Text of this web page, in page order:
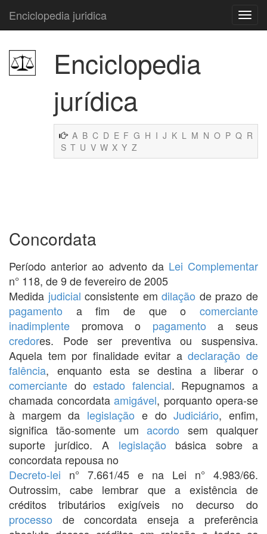
Enciclopedia juridica
Enciclopedia
jurídica
A B C D E F G H I J K L M N O P Q R
S T U V W X Y Z
Concordata
Período anterior ao advento da Lei Complementar
n° 118, de 9 de fevereiro de 2005
Medida judicial consistente emdilação de prazo de
pagamento a fim de que o comerciante
inadimplente promova o pagamento a seus
credores. Pode ser preventiva ou suspensiva.
Aquela tem por finalidade evitar adeclaração de
falência, enquanto esta se destina a liberar o
comerciante doestado falencial. Repugnamos a
chamada concordata amigável, porquanto opera-se
à margem da legislação e doJudiciário, enfim,
significa tão-somente umacordo sem qualquer
suporte jurídico. A legislação básica sobre a
concordata repousa no
Decreto-lei n° 7.661/45 e na Lei n° 4.983/66.
Outrossim, cabe lembrar que a existência de
créditos tributários exigíveis no decurso do
processo de concordata enseja a preferência